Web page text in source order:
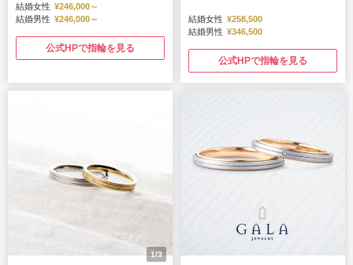
結婚女性 ¥246,000～
結婚男性 ¥246,000～
公式HPで指輪を見る
結婚女性 ¥258,500
結婚男性 ¥346,500
公式HPで指輪を見る
1/3